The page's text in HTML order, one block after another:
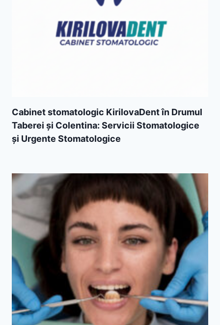
Cabinet stomatologic KirilovaDent în Drumul
Taberei și Colentina: Servicii Stomatologice
și Urgente Stomatologice